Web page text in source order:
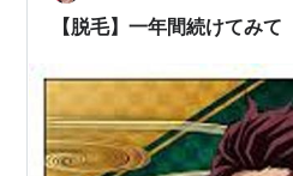
【脱毛】一年間続けてみ